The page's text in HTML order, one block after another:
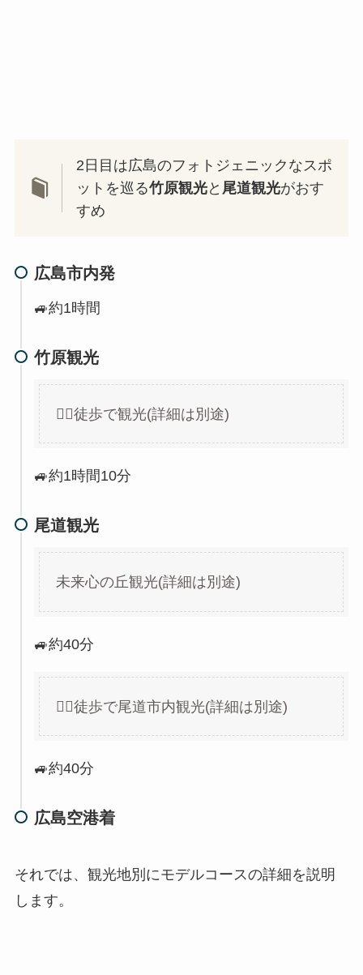
2日目は広島のフォトジェニックなスポ
ットを巡る竹原観光と 尾道観光がおす
すめ
広島市内発
🚙約1時間
竹原観光
🏃‍♀徒歩で観光(詳細は別途)
🚙約1時間10分
尾道観光
未来心の丘観光(詳細は別途)
🚙約40分
🏃‍♀徒歩で尾道市内観光(詳細は別途)
🚙約40分
広島空港着
それでは、観光地別にモデルコースの詳細を説明
します。